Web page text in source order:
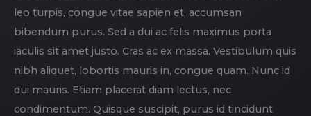
leo turpis, congue vitae sapien et, accumsan
bibendum purus. Sed a dui ac felis maximus porta
iaculis sit amet justo. Cras ac ex massa. Vestibulum quis
nibh aliquet, lobortis mauris in, congue quam. Nunc id
dui mauris. Etiam placerat diam lectus, nec
condimentum. Quisque suscipit, purus id tincidunt